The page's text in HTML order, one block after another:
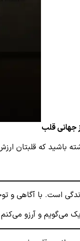
جهانی قلب
باشید که قلبتان
است. با آگاهی و
می‌گویم و آرزو